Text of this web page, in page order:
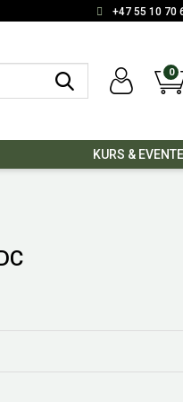
+47 55 10 70
0
KURS &